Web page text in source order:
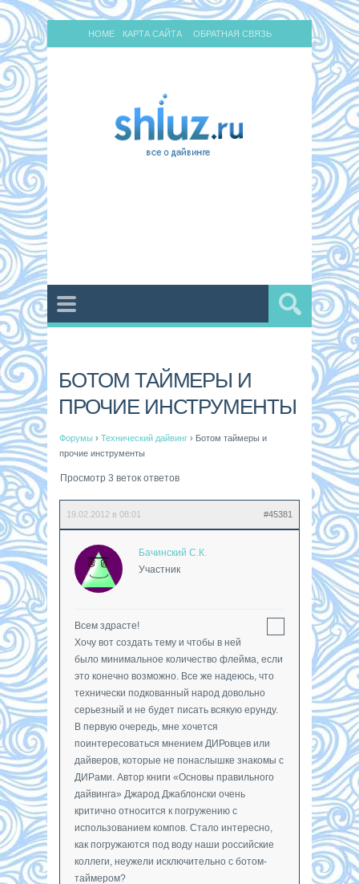
HOME КАРТА САЙТА ОБРАТНАЯ СВЯЗЬ
БОТОМ ТАЙМЕРЫ И
ПРОЧИЕ ИНСТРУМЕНТЫ
Форумы › Технический дайвинг › Ботом таймеры и
прочие инструменты
Просмотр 3 веток ответов
19.02.2012 в 08:01 #45381
Бачинский С.К.
Участник
Всем здрасте!
Хочу вот создать тему и чтобы в ней
было минимальное количество флейма, если
это конечно возможно. Все же надеюсь, что
технически подкованный народ довольно
серьезный и не будет писать всякую ерунду.
В первую очередь, мне хочется
поинтересоваться мнением ДИРовцев или
дайверов, которые не понаслышке знакомы с
ДИРами. Автор книги «Основы правильного
дайвинга» Джарод Джаблонски очень
критично относится к погружению с
использованием компов. Стало интересно,
как погружаются под воду наши российские
коллеги, неужели исключительно с ботом-
таймером?